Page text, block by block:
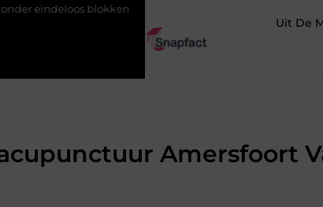
blokken De populairste woontrends voor woningen in
Uit De
Amersfoort